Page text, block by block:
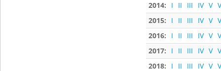
2014:
I II III IV V
2015:
I II III IV V
2016:
I II III IV V
2017:
I II III IV V
2018:
I II III IV V